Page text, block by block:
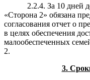
2.2.4. За 10 дней
«Сторона 2» обязана
согласования отчет о
в целях обеспечения
малообеспеченных
2.
3.